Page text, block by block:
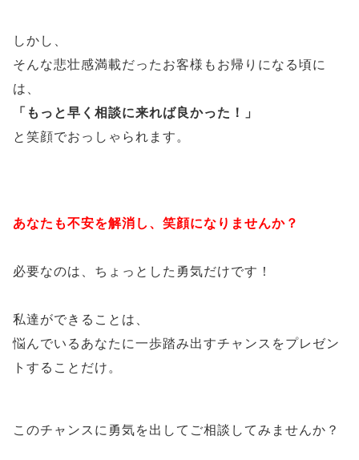
しかし、
そんな悲壮感満載だったお客様もお帰りになる頃に
は、
「もっと早く相談に来れば良かった！」
と笑顔でおっしゃられます。
あなたも不安を解消し、笑顔になりませんか？
必要なのは、ちょっとした勇気だけです！
私達ができることは、
悩んでいるあなたに一歩踏み出すチャンスをプレゼン
トすることだけ。
このチャンスに勇気を出してご相談してみませんか？